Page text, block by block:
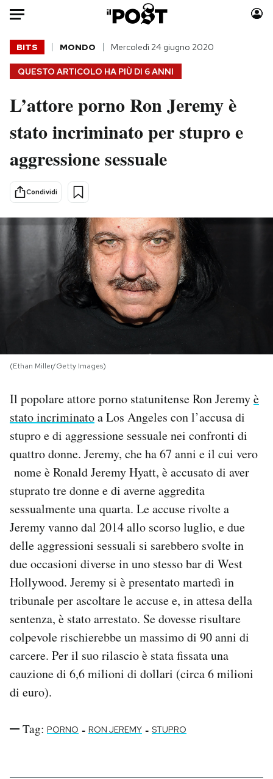
Auto
HOME
Italia
Politica
Tecnologia
Scienza
Economia
Moda
Consumismi
Storie/Idee
Altrecose
Mondiali calcio 2026
PODCAST
SHOP
CALENDARIO
AREA PERSONALE
Area Personale
Newsletter
Hai bisogno di aiuto?
Esci
QUESTO ARTICOLO HA PIÙ DI 6 ANNI
BITS MONDO Mercoledì 24 giugno 2020
L’attore porno Ron Jeremy è
stato incriminato per stupro e
aggressione sessuale
Condividi
(Ethan Miller/Getty Images)
Il popolare attore porno statunitense Ron Jeremyè
stato incriminatoa Los Angeles con l’accusa di
stupro e di aggressione sessuale nei confronti di
quattro donne. Jeremy, che ha 67 anni e il cui vero
nome è Ronald Jeremy Hyatt, è accusato di aver
stuprato tre donne e di averne aggredita
sessualmente una quarta. Le accuse rivolte a
Jeremy vanno dal 2014 allo scorso luglio, e due
delle aggressioni sessuali si sarebbero svolte in
due occasioni diverse in uno stesso bar di West
Hollywood. Jeremy si è presentato martedì in
tribunale per ascoltare le accuse e, in attesa della
sentenza, è stato arrestato. Se dovesse risultare
colpevole rischierebbe un massimo di 90 anni di
carcere. Per il suo rilascio è stata fissata una
cauzione di 6,6 milioni di dollari (circa 6 milioni
di euro).
Tag: PORNO - RON JEREMY - STUPRO